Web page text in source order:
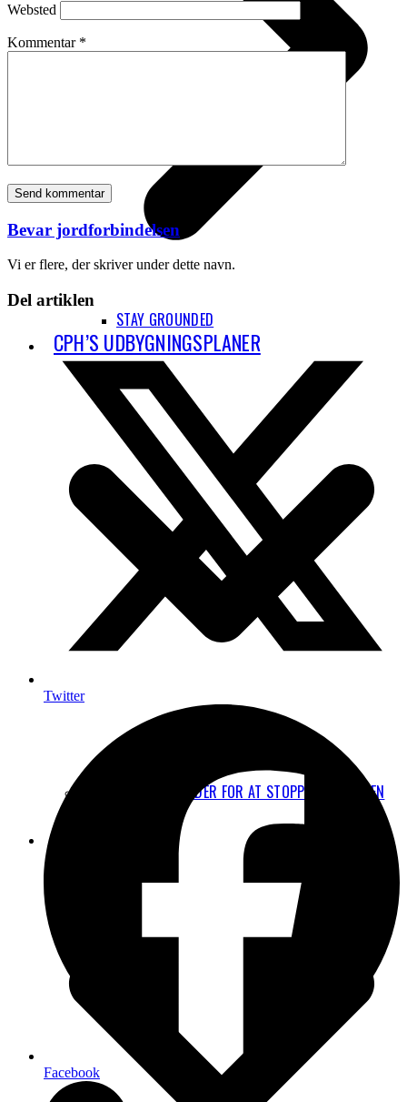
STAY GROUNDED
CPH’S UDBYGNINGSPLANER
JURIDISKE MULIGHEDER FOR AT STOPPE UDVIDELSEN
Websted
Kommentar *
Bevar jordforbindelsen
Vi er flere, der skriver under dette navn.
Del artiklen
Twitter
Facebook